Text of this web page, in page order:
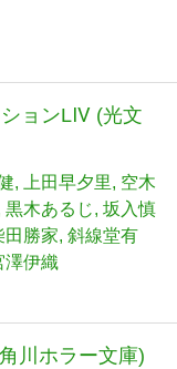
ョンLⅣ (光文
上田早夕里 空木
黒木あるじ 坂入慎
田勝家